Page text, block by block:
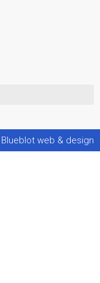
Blueblot web & design